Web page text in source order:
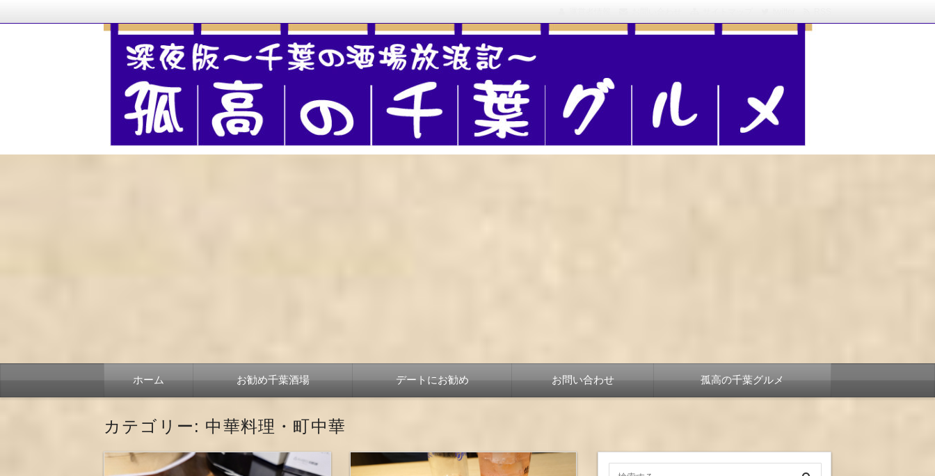
酒場版 孤高の千葉グルメ
千葉市を中心に、総武線沿線の居酒屋、酒場を飲み歩いた記録を綴る、B級飲み歩きブログ
ホーム お勧め千葉酒場 デートにお勧め お問い合わせ 孤高の千葉グルメ
カテゴリー: 中華料理・町中華